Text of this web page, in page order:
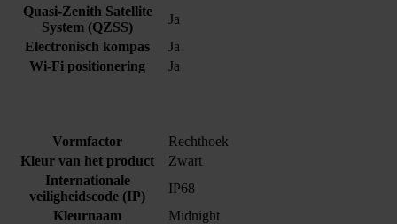
Quasi-Zenith Satellite
System (QZSS)
Ja
Electronisch kompas
Ja
Wi-Fi positionering
Ja
Vormfactor
Rechthoek
Kleur van het product
Zwart
Internationale
veiligheidscode (IP)
IP68
Kleurnaam
Midnight